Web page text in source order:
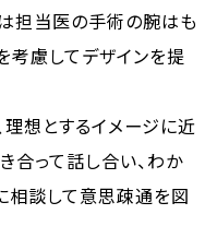
担当医の手術の腕はも
考慮してデザインを提
理想とするイメージに近
合って話し合い、わか
相談して意思疎通を図